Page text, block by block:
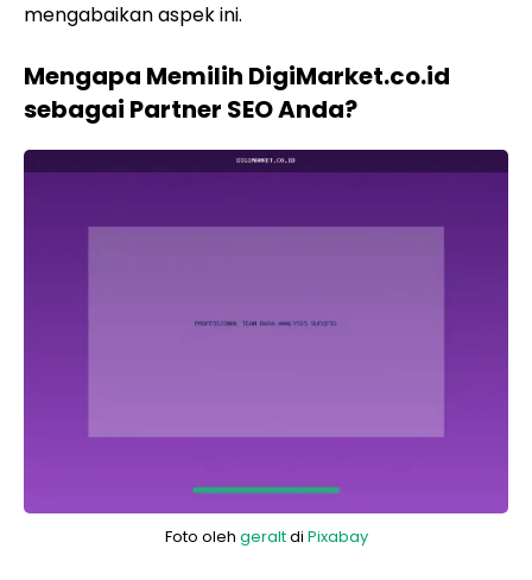
mengabaikan aspek ini.
Mengapa Memilih DigiMarket.co.id
sebagai Partner SEO Anda?
Foto oleh geraltdi Pixabay